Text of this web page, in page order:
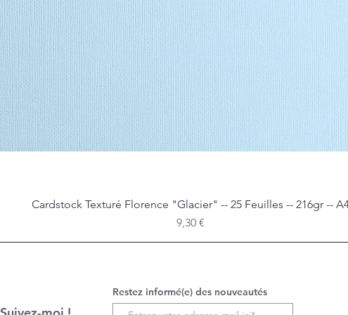
Aperçu rapide
Cardstock Texturé Florence "Glacier" -- 25 Feuilles -- 216gr --
Prix
9,30 €
Restez informé(e) des nouveautés